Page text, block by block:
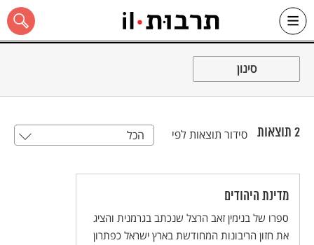
Skip
כל האתר
סינון
2 תוצאות סידור תוצאות לפי הכל
מדינת היהודים
ספרו של בנימין זאב הרצל שנכתב בגרמנית והציג
את חזון הריבונות המחודשת בארץ ישראל כפתרון